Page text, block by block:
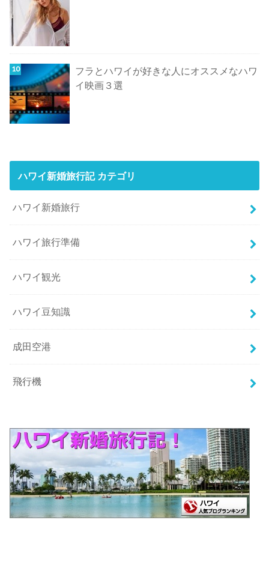
フラとハワイが好きな人にオススメなハワ
イ映画３選
ハワイ新婚旅行記 カテゴリ
ハワイ新婚旅行
ハワイ旅行準備
ハワイ観光
ハワイ豆知識
成田空港
飛行機